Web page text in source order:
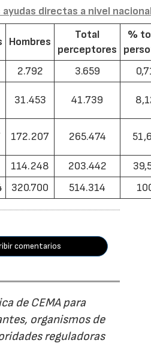
directas a nivel
Hombres
Total
perceptores
%
2.792 3.659
31.453 41.739
172.207 265.474
114.248 203.442
320.700 514.314
comentarios
de CEMA para
organismos de
reguladoras